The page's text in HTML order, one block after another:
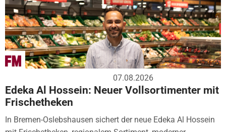
07.08.2026
Edeka Al Hossein: Neuer Vollsortimenter mit
Frischetheken
In Bremen-Oslebshausen sichert der neue Edeka Al Hossein